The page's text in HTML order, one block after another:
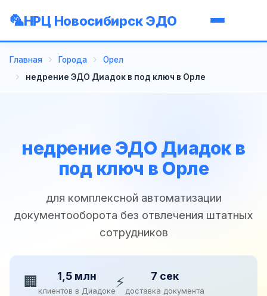
НРЦ Новосибирск ЭДО
Главная Города
Орел
недрение ЭДО Диадок в под ключ в Орле
недрение ЭДО Диадок в
под ключ в Орле
для комплексной автоматизации
документооборота без отвлечения штатных
сотрудников
🏢 1,5 млн
клиентов в Диадоке⚡ 7 сек
доставка документа